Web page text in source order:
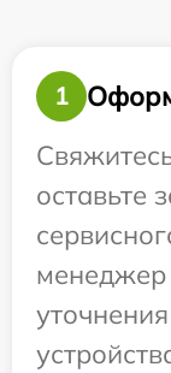
1
оставьте
менеджер